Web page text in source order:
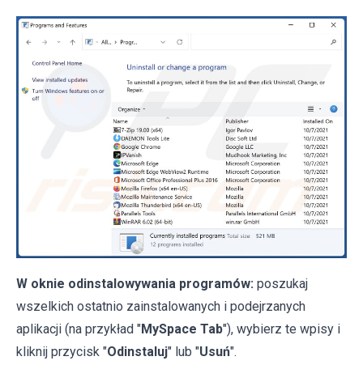
W oknie odinstalowywania programów: poszukaj
wszelkich ostatnio zainstalowanych i podejrzanych
aplikacji (na przykład "MySpace Tab"), wybierz te wpisy i
kliknij przycisk "Odinstaluj" lub "Usuń".